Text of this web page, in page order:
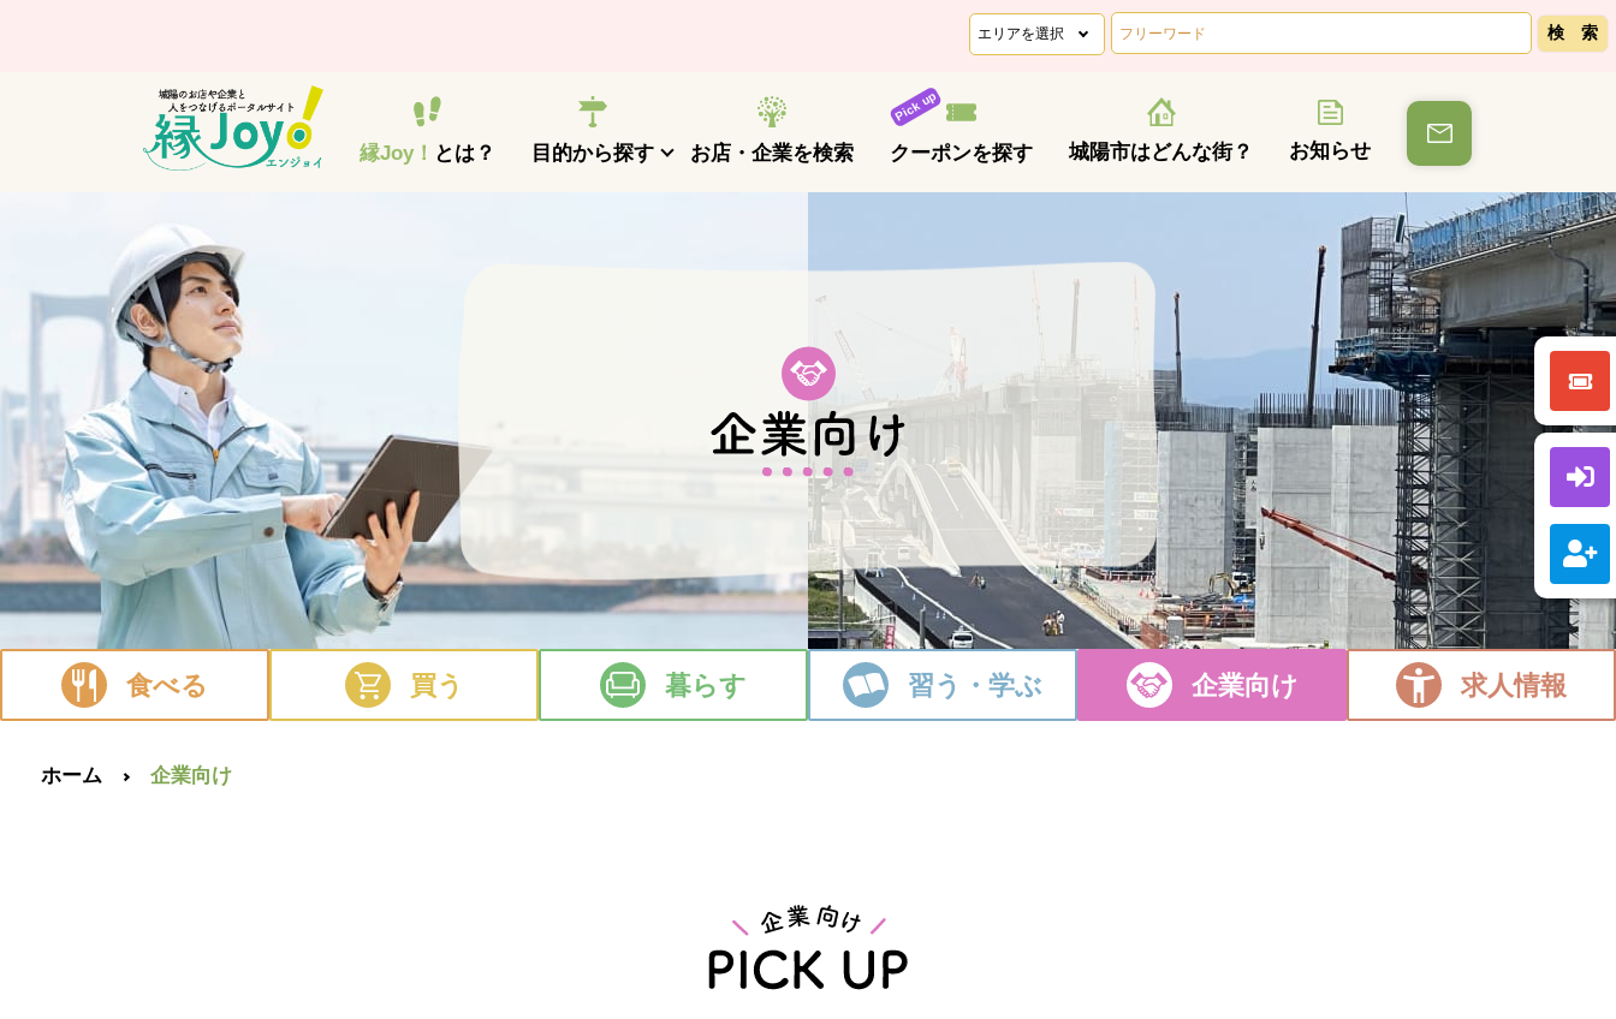
縁Joy！ とは？ 目的から探す お店・企業を検索 クーポンを探す 城陽市はどんな街？ お知らせ
食べる 買う 暮らす 習う・学ぶ 企業向け 求人情報
ホーム 企業向け